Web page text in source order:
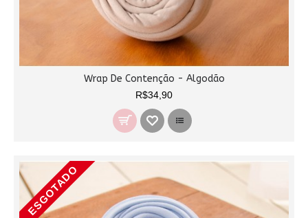
Wrap De Contenção - Algodão
R$34,90
ESGOTADO